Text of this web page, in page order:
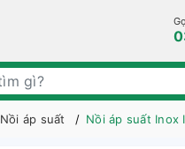
Nồi áp suất Nồi áp suất Inox